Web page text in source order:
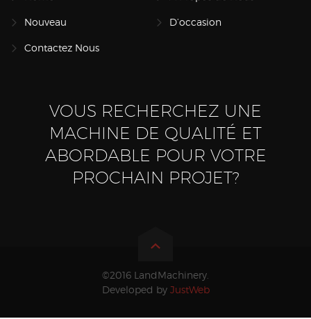
Nouveau D’occasion
Contactez Nous
VOUS RECHERCHEZ UNE
MACHINE DE QUALITÉ ET
ABORDABLE POUR VOTRE
PROCHAIN PROJET?
©2016 LandMachinery.
Developed by JustWeb